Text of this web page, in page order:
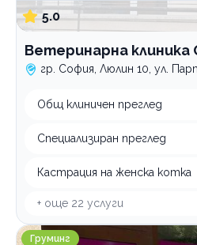
5.0
Ветеринарна
гр. София, Люлин 10, ул.
Общ клиничен преглед
Специализиран преглед
Кастрация на женска котка
+ още 22 услуги
ZooMall
Груминг